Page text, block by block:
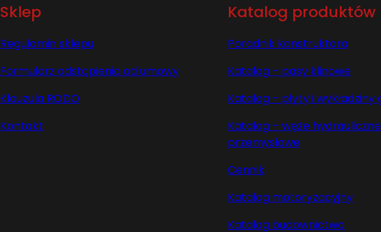
Sklep
Regulamin sklepu
Formularz odstąpienia od umowy
Klauzula RODO
Kontakt
Katalog produktów
Poradnik konstruktora
Katalog – pasy klinowe
Katalog – płyty i wykładziny
Katalog – węże
przemysłowe
Cennik
Katalog motoryzacyjny
Katalog budownictwo